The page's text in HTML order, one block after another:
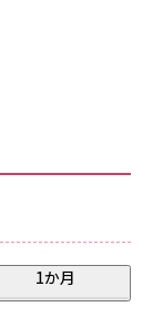
1か月